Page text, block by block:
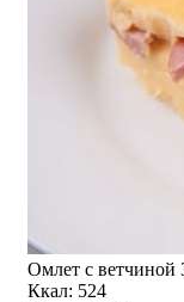
Омлет с ветчиной
Ккал: 524